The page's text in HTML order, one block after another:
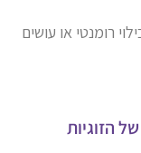
רומנטי או עושים
הזוגיות